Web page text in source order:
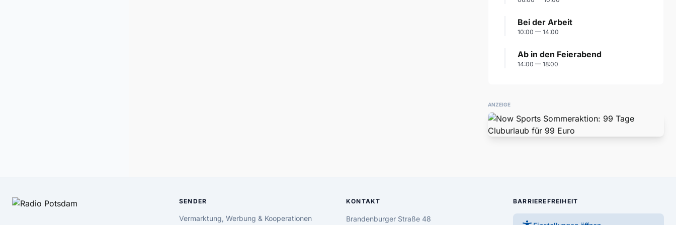
Bei der Arbeit
10:00 — 14:00
Ab in den Feierabend
14:00 — 18:00
ANZEIGE
SENDER
Vermarktung, Werbung & Kooperationen
KONTAKT
Brandenburger Straße 48
BARRIEREFREIHEIT